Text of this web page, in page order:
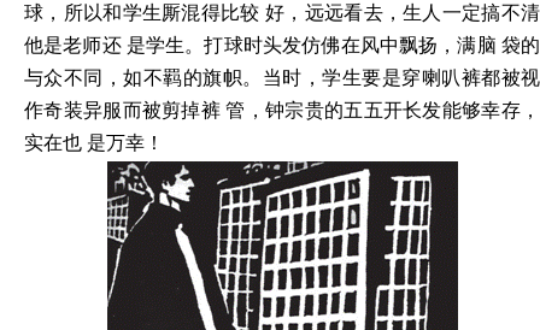
球，所以和学生厮混得比较 好，远远看去，生人一定搞不清
他是老师还 是学生。打球时头发仿佛在风中飘扬，满脑 袋的
与众不同，如不羁的旗帜。当时，学生要是穿喇叭裤都被视
作奇装异服而被剪掉裤 管，钟宗贵的五五开长发能够幸存，
实在也 是万幸！